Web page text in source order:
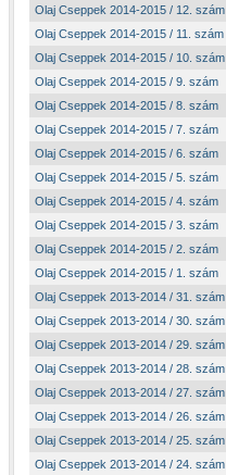
Olaj Cseppek 2014-2015 / 12. szám
Olaj Cseppek 2014-2015 / 11. szám
Olaj Cseppek 2014-2015 / 10. szám
Olaj Cseppek 2014-2015 / 9. szám
Olaj Cseppek 2014-2015 / 8. szám
Olaj Cseppek 2014-2015 / 7. szám
Olaj Cseppek 2014-2015 / 6. szám
Olaj Cseppek 2014-2015 / 5. szám
Olaj Cseppek 2014-2015 / 4. szám
Olaj Cseppek 2014-2015 / 3. szám
Olaj Cseppek 2014-2015 / 2. szám
Olaj Cseppek 2014-2015 / 1. szám
Olaj Cseppek 2013-2014 / 31. szám
Olaj Cseppek 2013-2014 / 30. szám
Olaj Cseppek 2013-2014 / 29. szám
Olaj Cseppek 2013-2014 / 28. szám
Olaj Cseppek 2013-2014 / 27. szám
Olaj Cseppek 2013-2014 / 26. szám
Olaj Cseppek 2013-2014 / 25. szám
Olaj Cseppek 2013-2014 / 24. szám